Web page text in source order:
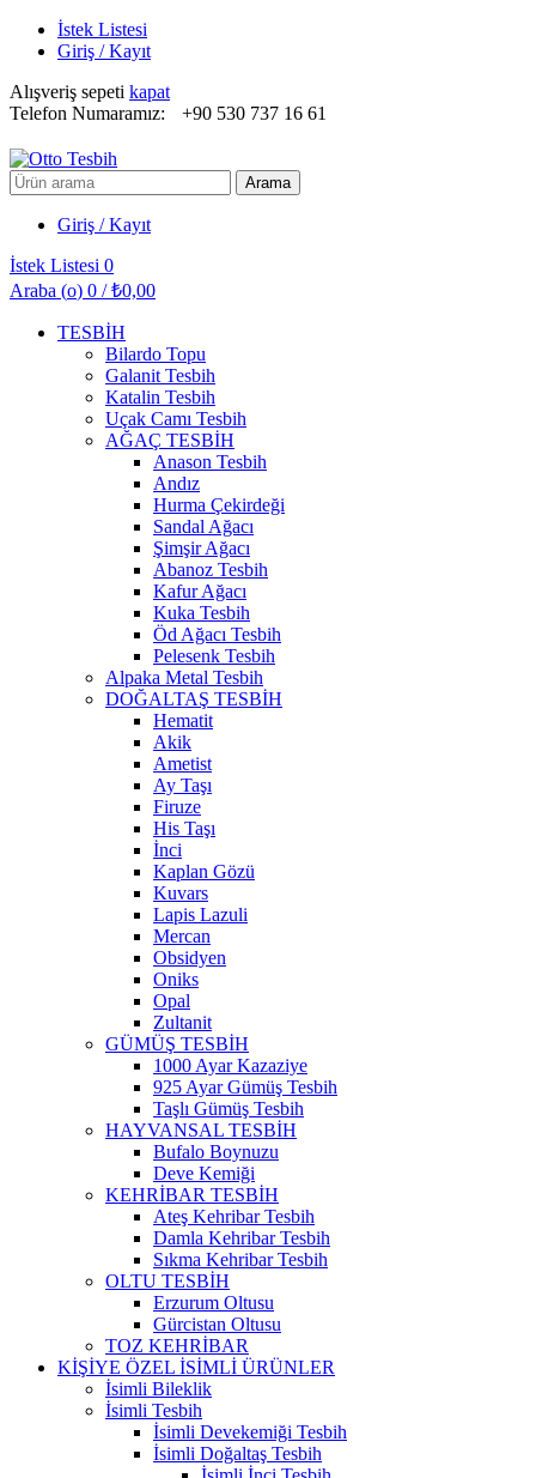
İstek Listesi
Giriş / Kayıt
Alışveriş sepeti kapat
Telefon Numaramız:
+90 530 737 16 61
Arayın: Arama
Giriş / Kayıt
İstek Listesi 0
Araba (o) 0 / ₺0,00
TESBİH
Bilardo Topu
Galanit Tesbih
Katalin Tesbih
Uçak Camı Tesbih
AĞAÇ TESBİH
Anason Tesbih
Andız
Hurma Çekirdeği
Sandal Ağacı
Şimşir Ağacı
Abanoz Tesbih
Kafur Ağacı
Kuka Tesbih
Öd Ağacı Tesbih
Pelesenk Tesbih
Alpaka Metal Tesbih
DOĞALTAŞ TESBİH
Hematit
Akik
Ametist
Ay Taşı
Firuze
His Taşı
İnci
Kaplan Gözü
Kuvars
Lapis Lazuli
Mercan
Obsidyen
Oniks
Opal
Zultanit
GÜMÜŞ TESBİH
1000 Ayar Kazaziye
925 Ayar Gümüş Tesbih
Taşlı Gümüş Tesbih
HAYVANSAL TESBİH
Bufalo Boynuzu
Deve Kemiği
KEHRİBAR TESBİH
Ateş Kehribar Tesbih
Damla Kehribar Tesbih
Sıkma Kehribar Tesbih
OLTU TESBİH
Erzurum Oltusu
Gürcistan Oltusu
TOZ KEHRİBAR
KİŞİYE ÖZEL İSİMLİ ÜRÜNLER
İsimli Bileklik
İsimli Tesbih
İsimli Devekemiği Tesbih
İsimli Doğaltaş Tesbih